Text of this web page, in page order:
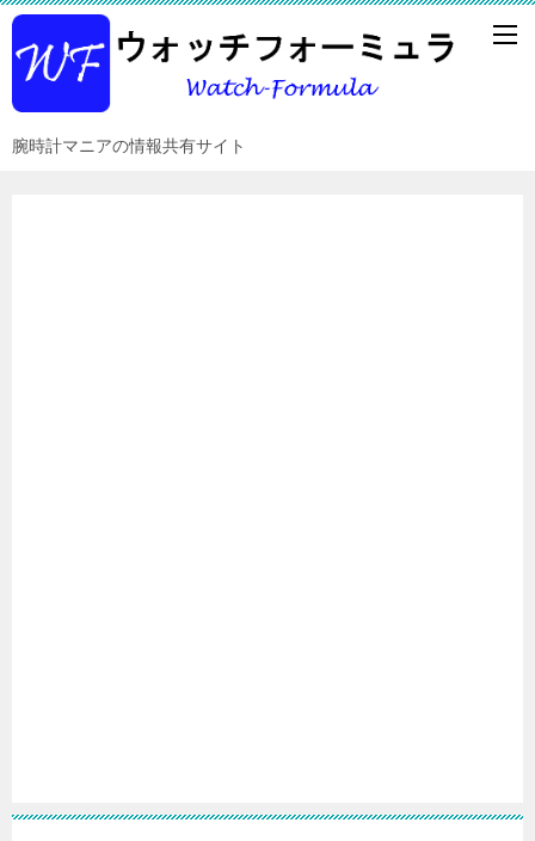
腕時計マニアの情報共有サイト